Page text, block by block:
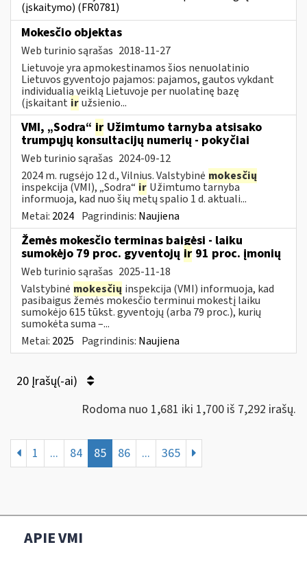
(įskaitymo) (FR0781)
Mokesčio objektas
Web turinio sąrašas 2018-11-27
Lietuvoje yra apmokestinamos šios nenuolatinio
Lietuvos gyventojo pajamos: pajamos, gautos vykdant
individualią veiklą Lietuvoje per nuolatinę bazę
(įskaitant iružsienio...
VMI, „Sodra“ ir Užimtumo tarnyba atsisako
trumpųjų konsultacijų numerių - pokyčiai
Web turinio sąrašas 2024-09-12
2024 m. rugsėjo 12 d., Vilnius. Valstybinė mokesčių
inspekcija (VMI), „Sodra“ ir Užimtumo tarnyba
informuoja, kad nuo šių metų spalio 1 d. aktuali...
Metai: 2024 Pagrindinis: Naujiena
Žemės mokesčio terminas baigėsi - laiku
sumokėjo 79 proc. gyventojų ir 91 proc. įmonių
Web turinio sąrašas 2025-11-18
Valstybinė mokesčių inspekcija (VMI) informuoja, kad
pasibaigus žemės mokesčio terminui mokestį laiku
sumokėjo 615 tūkst. gyventojų (arba 79 proc.), kurių
sumokėta suma –...
Metai: 2025 Pagrindinis: Naujiena
20 Įrašų(-ai)
Rodoma nuo 1,681 iki 1,700 iš 7,292 irašų.
1 ... 84 85 86 ... 365
APIE VMI